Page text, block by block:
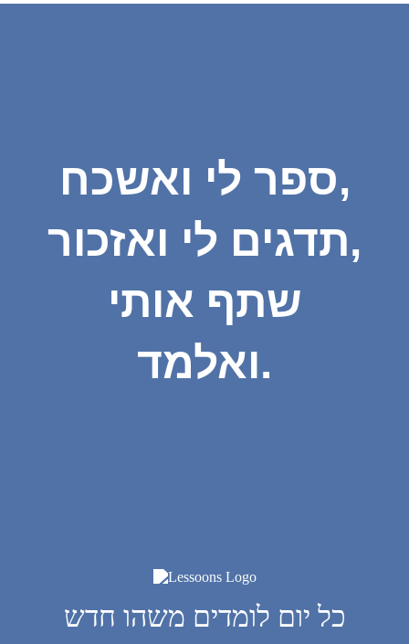
ספר לי ואשכח,
תדגים לי ואזכור,
שתף אותי
ואלמד.
כל יום לומדים משהו חדש